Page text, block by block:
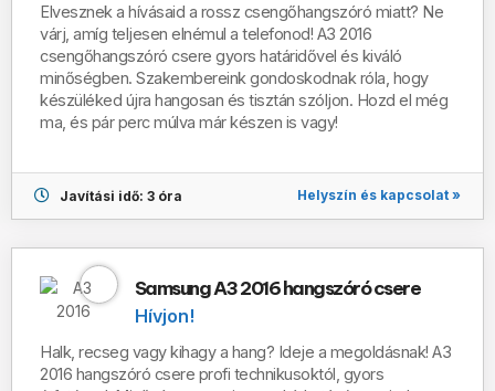
Elvesznek a hívásaid a rossz csengőhangszóró miatt? Ne
várj, amíg teljesen elnémul a telefonod! A3 2016
csengőhangszóró csere gyors határidővel és kiváló
minőségben. Szakembereink gondoskodnak róla, hogy
készüléked újra hangosan és tisztán szóljon. Hozd el még
ma, és pár perc múlva már készen is vagy!
Javítási idő: 3 óra Helyszín és kapcsolat »
Samsung A3 2016 hangszóró csere
Hívjon!
Halk, recseg vagy kihagy a hang? Ideje a megoldásnak! A3
2016 hangszóró csere profi technikusoktól, gyors